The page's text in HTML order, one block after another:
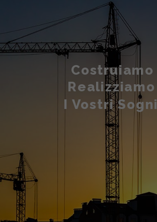
Costruiamo
Realizziamo
I Vostri Sogni